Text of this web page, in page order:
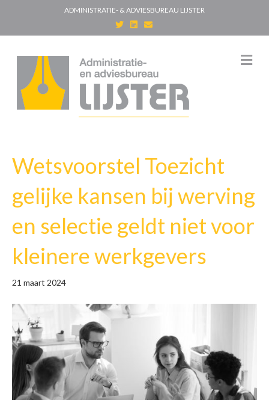
ADMINISTRATIE- & ADVIESBUREAU LIJSTER
T
w
i
e
r
n
d
i
n
E
m
a
M
e
Wetsvoorstel Toezicht
gelijke kansen bij werving
en selectie geldt niet voor
kleinere werkgevers
21 maart 2024